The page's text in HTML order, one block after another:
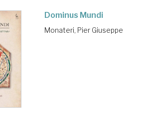
Dominus Mundi
Monateri, Pier Giuseppe